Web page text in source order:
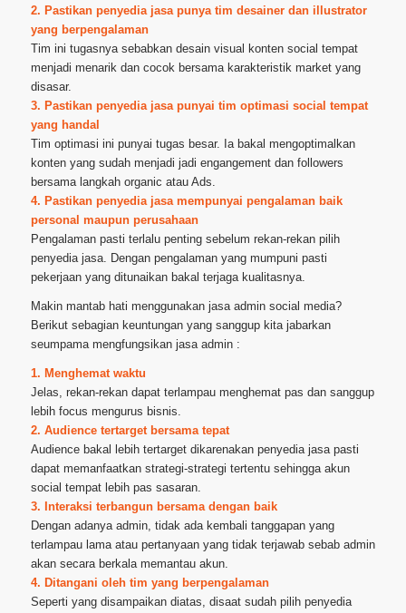
2. Pastikan penyedia jasa punya tim desainer dan illustrator
yang berpengalaman
Tim ini tugasnya sebabkan desain visual konten social tempat
menjadi menarik dan cocok bersama karakteristik market yang
disasar.
3. Pastikan penyedia jasa punyai tim optimasi social tempat
yang handal
Tim optimasi ini punyai tugas besar. Ia bakal mengoptimalkan
konten yang sudah menjadi jadi engangement dan followers
bersama langkah organic atau Ads.
4. Pastikan penyedia jasa mempunyai pengalaman baik
personal maupun perusahaan
Pengalaman pasti terlalu penting sebelum rekan-rekan pilih
penyedia jasa. Dengan pengalaman yang mumpuni pasti
pekerjaan yang ditunaikan bakal terjaga kualitasnya.
Makin mantab hati menggunakan jasa admin social media?
Berikut sebagian keuntungan yang sanggup kita jabarkan
seumpama mengfungsikan jasa admin :
1. Menghemat waktu
Jelas, rekan-rekan dapat terlampau menghemat pas dan sanggup
lebih focus mengurus bisnis.
2. Audience tertarget bersama tepat
Audience bakal lebih tertarget dikarenakan penyedia jasa pasti
dapat memanfaatkan strategi-strategi tertentu sehingga akun
social tempat lebih pas sasaran.
3. Interaksi terbangun bersama dengan baik
Dengan adanya admin, tidak ada kembali tanggapan yang
terlampau lama atau pertanyaan yang tidak terjawab sebab admin
akan secara berkala memantau akun.
4. Ditangani oleh tim yang berpengalaman
Seperti yang disampaikan diatas, disaat sudah pilih penyedia